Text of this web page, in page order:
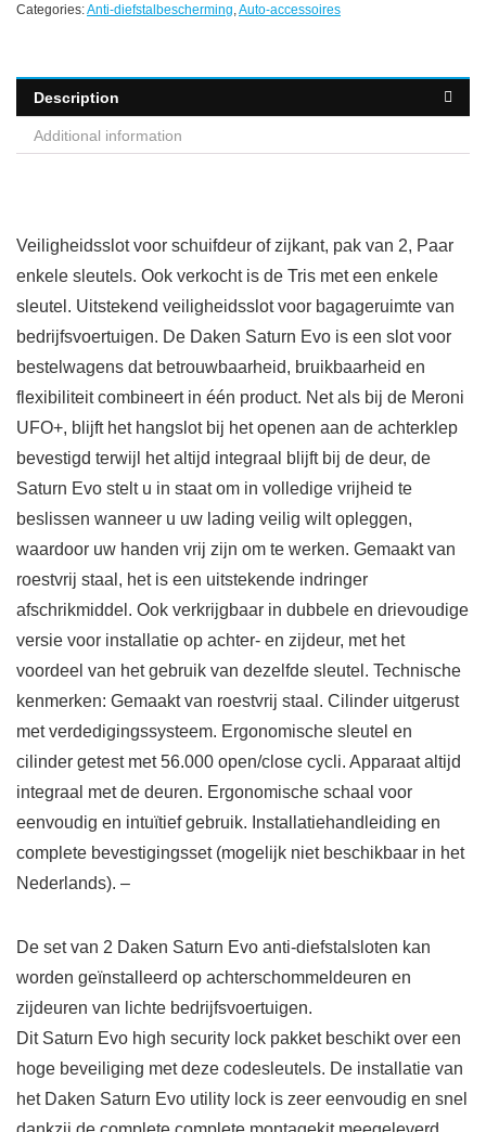
Categories:Anti-diefstalbescherming,Auto-accessoires
Description
Additional information
Veiligheidsslot voor schuifdeur of zijkant, pak van 2, Paar
enkele sleutels. Ook verkocht is de Tris met een enkele
sleutel. Uitstekend veiligheidsslot voor bagageruimte van
bedrijfsvoertuigen. De Daken Saturn Evo is een slot voor
bestelwagens dat betrouwbaarheid, bruikbaarheid en
flexibiliteit combineert in één product. Net als bij de Meroni
UFO+, blijft het hangslot bij het openen aan de achterklep
bevestigd terwijl het altijd integraal blijft bij de deur, de
Saturn Evo stelt u in staat om in volledige vrijheid te
beslissen wanneer u uw lading veilig wilt opleggen,
waardoor uw handen vrij zijn om te werken. Gemaakt van
roestvrij staal, het is een uitstekende indringer
afschrikmiddel. Ook verkrijgbaar in dubbele en drievoudige
versie voor installatie op achter- en zijdeur, met het
voordeel van het gebruik van dezelfde sleutel. Technische
kenmerken: Gemaakt van roestvrij staal. Cilinder uitgerust
met verdedigingssysteem. Ergonomische sleutel en
cilinder getest met 56.000 open/close cycli. Apparaat altijd
integraal met de deuren. Ergonomische schaal voor
eenvoudig en intuïtief gebruik. Installatiehandleiding en
complete bevestigingsset (mogelijk niet beschikbaar in het
Nederlands). –
De set van 2 Daken Saturn Evo anti-diefstalsloten kan
worden geïnstalleerd op achterschommeldeuren en
zijdeuren van lichte bedrijfsvoertuigen.
Dit Saturn Evo high security lock pakket beschikt over een
hoge beveiliging met deze codesleutels. De installatie van
het Daken Saturn Evo utility lock is zeer eenvoudig en snel